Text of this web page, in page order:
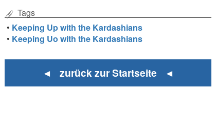
Tags
• Keeping Up with the Kardashians
• Keeping Uo with the Kardashians
◄ zurück zur Startseite ◄